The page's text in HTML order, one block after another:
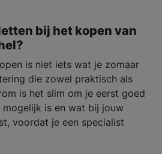
bij het kopen van
is niet iets wat je zomaar
die zowel praktisch als
is het slim om je eerst goed
is en wat bij jouw
voordat je een specialist